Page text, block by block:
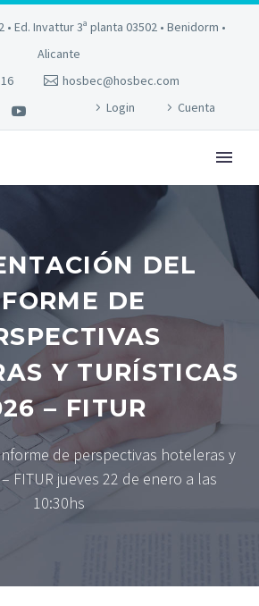
• Ed. Invattur 3ª planta 03502 • Benidorm •
Alicante
hosbec@hosbec.com
Login
Cuenta
DEL
DE
Y TURÍSTICAS
– FITUR
de perspectivas hoteleras y
FITUR jueves 22 de enero a las
10:30hs